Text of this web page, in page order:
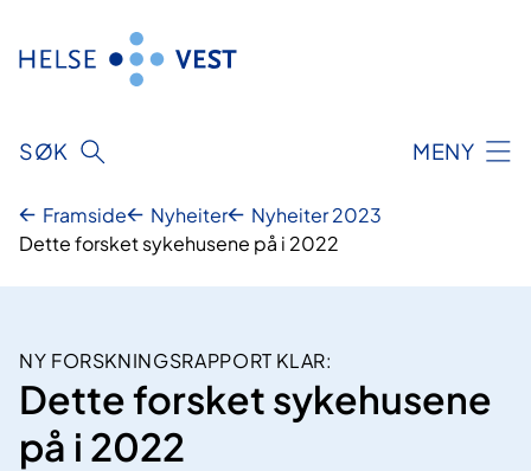
innhald
SØK MENY
Framside Nyheiter
Nyheiter 2023
Dette forsket sykehusene på i 2022
NY FORSKNINGSRAPPORT KLAR:
Dette forsket sykehusene
på i 2022